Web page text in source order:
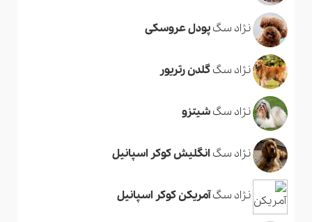
نژاد سگپودل عروسکی
نژاد سگگلدن رتریور
نژاد سگشیتزو
نژاد سگ انگلیش کوکر اسپانیل
نژاد سگآمریکن کوکر اسپانیل